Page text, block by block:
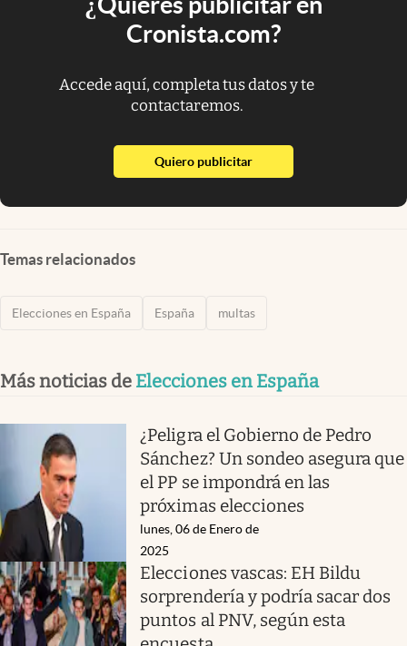
Cronista.com?
Accede aquí, completa tus datos y te
contactaremos.
Quiero publicitarabre en nueva pestaña
Temas relacionados
Elecciones en España España multas
Más noticias de Elecciones en España
¿Peligra el Gobierno de Pedro
Sánchez? Un sondeo asegura que
el PP se impondrá en las
próximas elecciones
lunes, 06 de Enero de
2025
Elecciones vascas: EH Bildu
sorprendería y podría sacar dos
puntos al PNV, según esta